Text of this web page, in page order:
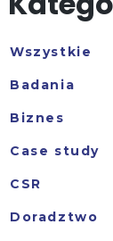
Wszystkie
Badania
Biznes
Case study
CSR
Doradztwo